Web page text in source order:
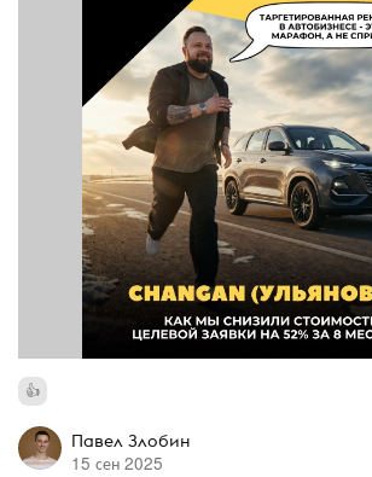
Павел Злобин
15 сен 2025